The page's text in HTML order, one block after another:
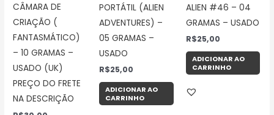
CÂMARA DE
CRIAÇÃO (
FANTASMÁTICO)
– 10 GRAMAS –
USADO (UK)
PREÇO DO FRETE
NA DESCRIÇÃO
PORTÁTIL (ALIEN
ADVENTURES) –
05 GRAMAS –
USADO
R$25,00
ADICIONAR AO
CARRINHO
ALIEN #46 – 04
GRAMAS – USADO
R$25,00
ADICIONAR AO
CARRINHO